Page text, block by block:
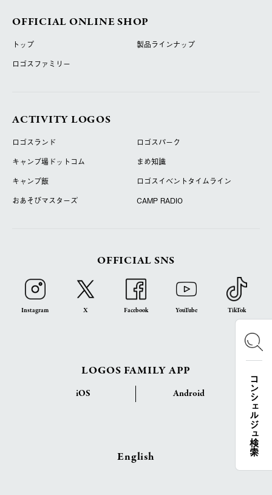
コンシェルジュ検索
OFFICIAL ONLINE SHOP
トップ
製品ラインナップ
ロゴスファミリー
ACTIVITY LOGOS
ロゴスランド
ロゴスパーク
キャンプ場ドットコム
まめ知識
キャンプ飯
ロゴスイベントタイムライン
おあそびマスターズ
CAMP RADIO
OFFICIAL SNS
Instagram X Facebook YouTube TikTok
LOGOS FAMILY APP
iOS Android
English